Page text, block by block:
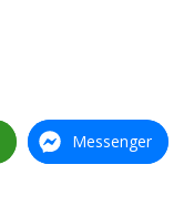
Messenger